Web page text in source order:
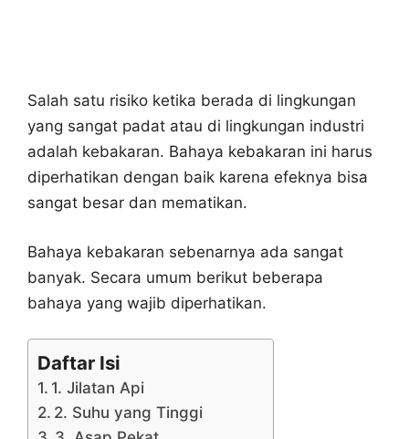
Salah satu risiko ketika berada di lingkungan
yang sangat padat atau di lingkungan industri
adalah kebakaran. Bahaya kebakaran ini harus
diperhatikan dengan baik karena efeknya bisa
sangat besar dan mematikan.
Bahaya kebakaran sebenarnya ada sangat
banyak. Secara umum berikut beberapa
bahaya yang wajib diperhatikan.
Daftar Isi
1. Jilatan Api
2. Suhu yang Tinggi